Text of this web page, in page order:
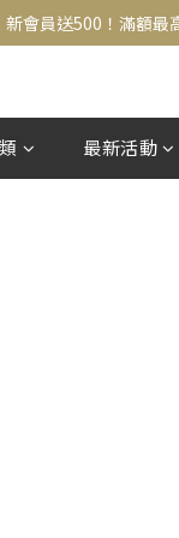
新會員送500！滿額最
新會員送500！滿額最
結帳頁
新會員送500！滿額最
最新活動